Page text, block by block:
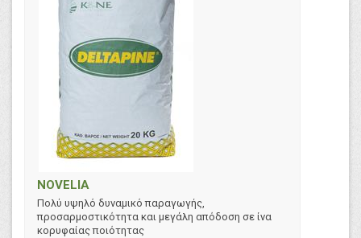
NOVELIA
Πολύ υψηλό δυναμικό παραγωγής,
προσαρμοστικότητα και μεγάλη απόδοση σε ίνα
κορυφαίας ποιότητας